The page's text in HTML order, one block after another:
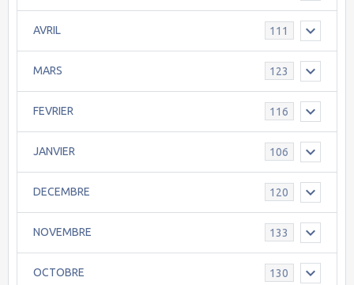
AVRIL 111
MARS 123
FEVRIER 116
JANVIER 106
DECEMBRE 120
NOVEMBRE 133
OCTOBRE 130